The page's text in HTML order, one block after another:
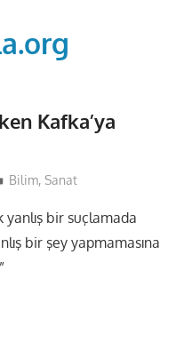
Kafka’ya
Bilim,Sanat
yanlış bir suçlamada
bir şey yapmamasına